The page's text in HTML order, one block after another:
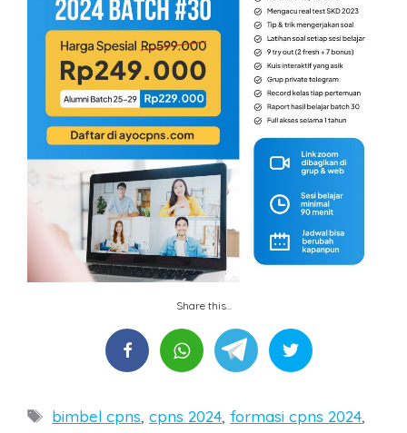
Share this...
Tags
bimbel cpns,cpns 2024,formasi cpns 2024,